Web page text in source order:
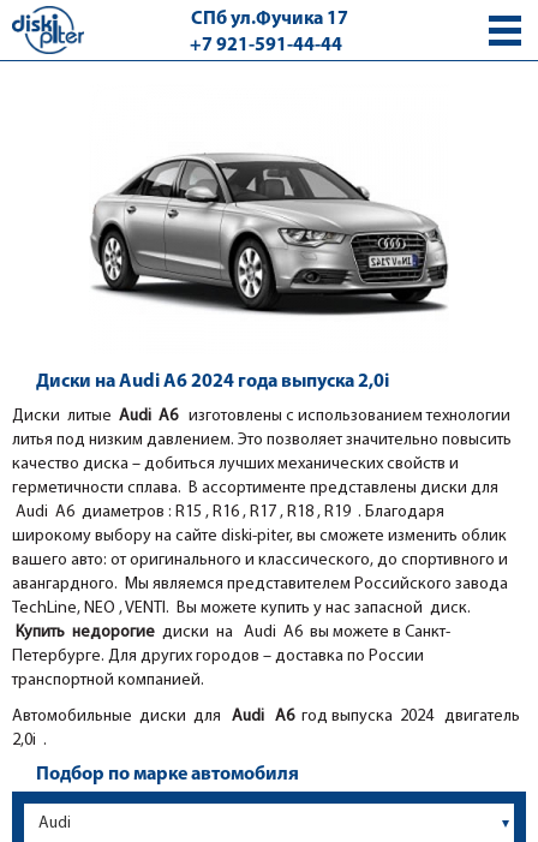
СПб ул.Фучика 17
+7 921-591-44-44
Диски на Audi A6 2024 года выпуска 2,0i
Диски литые Audi A6 изготовлены с использованием технологии
литья под низким давлением. Это позволяет значительно повысить
качество диска – добиться лучших механических свойств и
герметичности сплава. В ассортименте представлены диски для
Audi A6 диаметров : R15 , R16 , R17 , R18 , R19 . Благодаря
широкому выбору на сайте diski-piter, вы сможете изменить облик
вашего авто: от оригинального и классического, до спортивного и
авангардного. Мы являемся представителем Российского завода
TechLine, NEO , VENTI. Вы можете купить у нас запасной диск.
Купить недорогие диски на Audi A6 вы можете в Санкт-
Петербурге. Для других городов – доставка по России
транспортной компанией.
Автомобильные диски для
Audi A6год выпуска 2024 двигатель
2,0i .
Подбор по марке автомобиля